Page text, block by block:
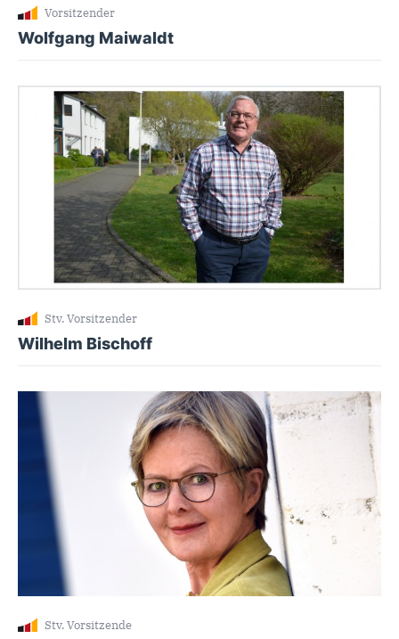
Vorsitzender
Wolfgang Maiwaldt
Stv. Vorsitzender
Wilhelm Bischoff
Stv. Vorsitzende